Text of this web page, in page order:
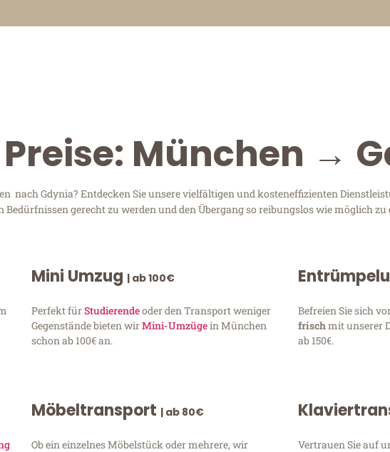
München →
nach Gdynia? Entdecken Sie unsere vielfältigen und kosteneffizienten
gerecht zu werden und den Übergang so reibungslos wie möglich zu
Mini Umzug | ab 100€
Perfekt fürStudierendeoder den Transport weniger
Gegenstände bieten wirMini-Umzügein München
schon ab 100€ an.
Befreien Sie sich
frischmit unserer
ab 150€.
Möbeltransport | ab 80€
Ob ein einzelnes Möbelstück oder mehrere, wir
Vertrauen Sie auf